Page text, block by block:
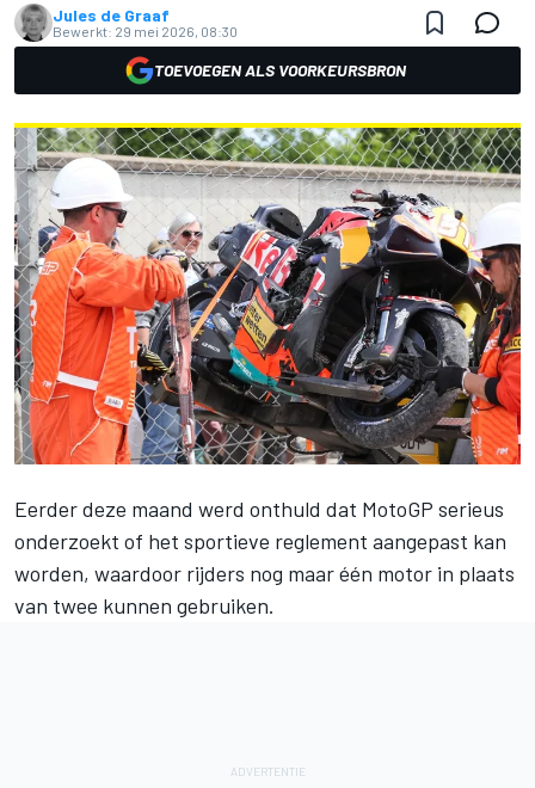
Jules de Graaf
Bewerkt: 29 mei 2026, 08:30
TOEVOEGEN ALS VOORKEURSBRON
Eerder deze maand werd onthuld dat MotoGP serieus
onderzoekt of het sportieve reglement aangepast kan
worden, waardoor rijders nog maar één motor in plaats
van twee kunnen gebruiken.